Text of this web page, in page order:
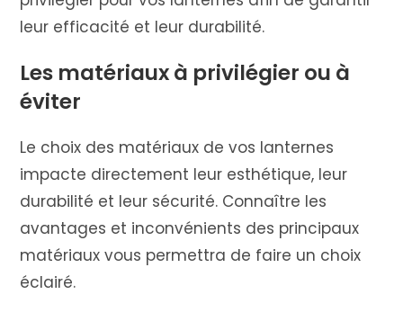
leur efficacité et leur durabilité.
Les matériaux à privilégier ou à
éviter
Le choix des matériaux de vos lanternes
impacte directement leur esthétique, leur
durabilité et leur sécurité. Connaître les
avantages et inconvénients des principaux
matériaux vous permettra de faire un choix
éclairé.